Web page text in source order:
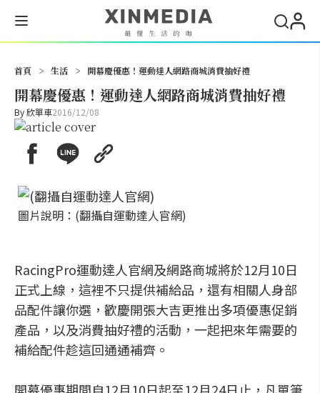
首頁 > 生活 > 開幕慶優惠！運動達人網路商城消費抽好禮
開幕慶優惠！運動達人網路商城消費抽好禮
By欣單車2016/12/08
圖片說明：(翻攝自運動達人官網)
RacingPro運動達人官網及網路商城將於12月10日
正式上線，這裡不只提供補給品，還有相關人身部
品配件讓你選，歡慶開張大吉更推出多項優惠促銷
產品，以及消費抽好禮的活動，一起把來年需要的
補給配件趁這回通通補齊。